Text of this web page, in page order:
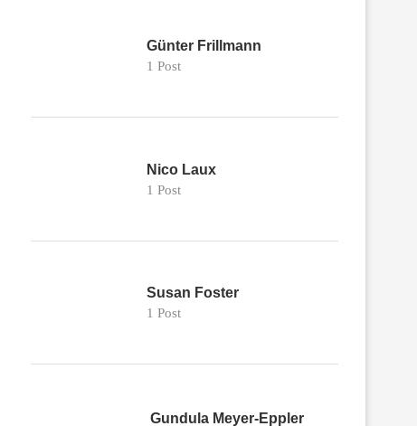
TROIS-RIVIÈRES – KLEINE STADT
Günter Frillmann
1 Post
Nico Laux
1 Post
Susan Foster
1 Post
Gundula Meyer-Eppler